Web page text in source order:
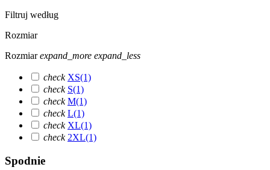
Filtruj według
Rozmiar
Rozmiar expand_more expand_less
check XS(1)
check S(1)
check M(1)
check L(1)
check XL(1)
check 2XL(1)
Spodnie